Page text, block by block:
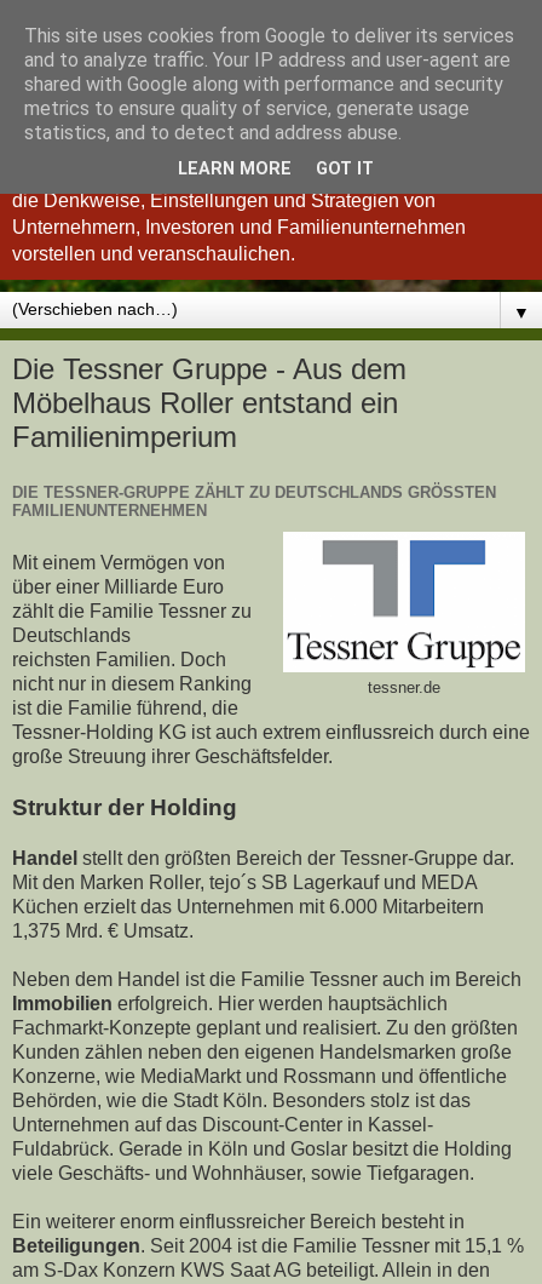
Königsinvestor
"Wer verstanden hat, was einen guten Investor ausmacht, ist
auch ein besserer Unternehmer und umgekehrt." so Charlie
Munger. Deshalb möchten wir Ihnen im Königsinvestor-Blog
die Denkweise, Einstellungen und Strategien von
Unternehmern, Investoren und Familienunternehmen
vorstellen und veranschaulichen.
▼
Die Tessner Gruppe - Aus dem
Möbelhaus Roller entstand ein
Familienimperium
DIE TESSNER-GRUPPE ZÄHLT ZU DEUTSCHLANDS GRÖSSTEN F
AMILIENUNTERNEHMEN
tessner.de
Mit einem Vermögen von
über einer Milliarde Euro
zählt die Familie Tessner zu
Deutschlands
reichsten Familien. Doch
nicht nur in diesem Ranking
ist die Familie führend, die
Tessner-Holding KG ist auch extrem einflussreich durch eine
große Streuung ihrer Geschäftsfelder.
Struktur der Holding
Handel stellt den größten Bereich der Tessner-Gruppe dar.
Mit den Marken Roller, tejo´s SB Lagerkauf und MEDA
Küchen erzielt das Unternehmen mit 6.000 Mitarbeitern
1,375 Mrd. € Umsatz.
Neben dem Handel ist die Familie Tessner auch im Bereich
Immobilien erfolgreich. Hier werden hauptsächlich
Fachmarkt-Konzepte geplant und realisiert. Zu den größten
Kunden zählen neben den eigenen Handelsmarken große
Konzerne, wie MediaMarkt und Rossmann und öffentliche
Behörden, wie die Stadt Köln. Besonders stolz ist das
Unternehmen auf das Discount-Center in Kassel-
Fuldabrück. Gerade in Köln und Goslar besitzt die Holding
viele Geschäfts- und Wohnhäuser, sowie Tiefgaragen.
Ein weiterer enorm einflussreicher Bereich besteht in
Beteiligungen. Seit 2004 ist die Familie Tessner mit 15,1 %
am S-Dax Konzern KWS Saat AG beteiligt. Allein in den
This site uses cookies from Google to deliver its services
and to analyze traffic. Your IP address and user-agent are
shared with Google along with performance and security
metrics to ensure quality of service, generate usage
statistics, and to detect and address abuse.
LEARN MORE GOT IT